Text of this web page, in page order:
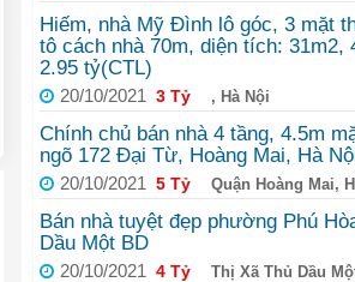
Hiếm, nhà Mỹ Đình lô góc, 3 mặt
tô cách nhà 70m, diện tích: 31m2,
2.95 tỷ(CTL)
20/10/2021 3 Tỷ , Hà Nội
Chính chủ bán nhà 4 tầng, 4.5m
ngõ 172 Đại Từ, Hoàng Mai, Hà
20/10/2021 5 Tỷ Quận Hoàng Mai,
Bán nhà tuyệt đẹp phường Phú
Dầu Một BD
20/10/2021 4 Tỷ
Thị Xã Thủ Dầu